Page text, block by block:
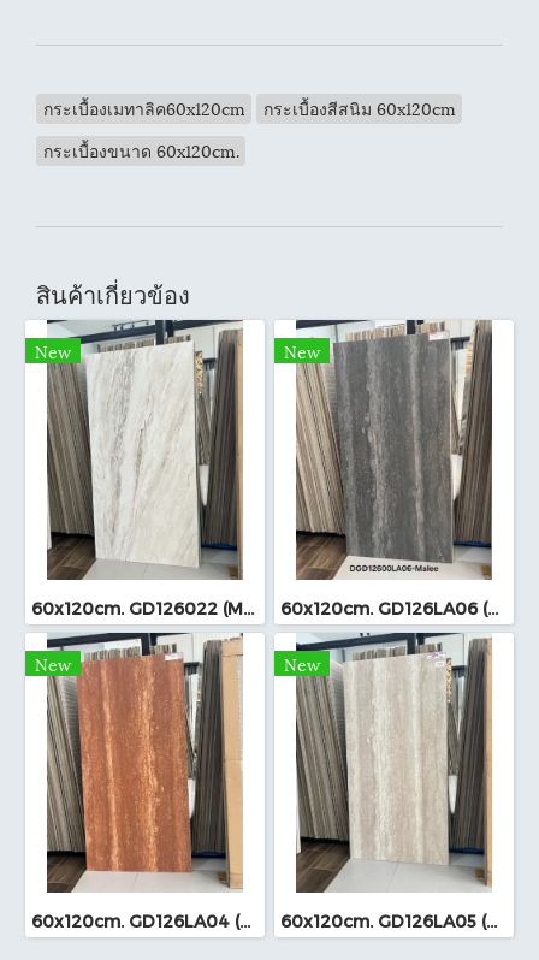
กระเบื้องเมทาลิค60x120cm
กระเบื้องสีสนิม 60x120cm
กระเบื้องขนาด 60x120cm.
สินค้าเกี่ยวข้อง
New
60x120cm. GD126022 (MO)
New
60x120cm. GD126LA06 (MO)
New
60x120cm. GD126LA04 (MO)
New
60x120cm. GD126LA05 (MO)